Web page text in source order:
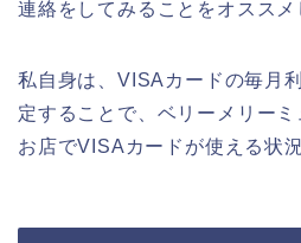
連絡をしてみることをオススメ
私自身は、VISAカードの毎月
定することで、ベリーメリー
お店でVISAカードが使える状